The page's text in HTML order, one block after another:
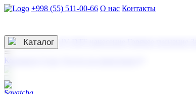
+998 (55) 511-00-66 О нас Контакты
3D гравировка
☰
Контакты
Каталог